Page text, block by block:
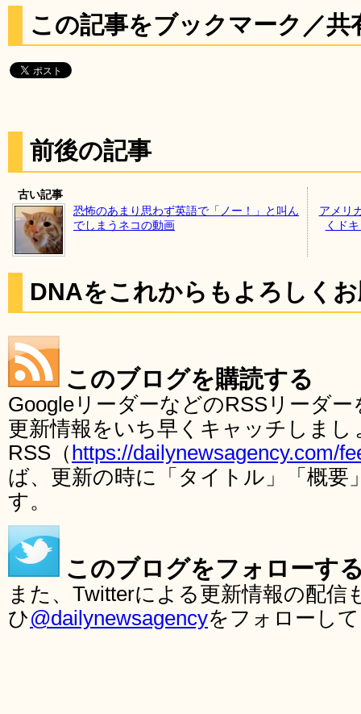
この記事をブックマーク／共
前後の記事
古い記事
恐怖のあまり思わず英語で「ノー！」と叫ん
でしまうネコの動画
アメリ
くド
DNAをこれからもよろしく
このブログを購読する
GoogleリーダーなどのRSSリーダ
更新情報をいち早くキャッチしま
RSS（ https://dailynewsagency.com/
ば、更新の時に「タイトル」「概要
す。
このブログをフォローす
また、Twitterによる更新情報の配
ひ@dailynewsagencyをフォローし